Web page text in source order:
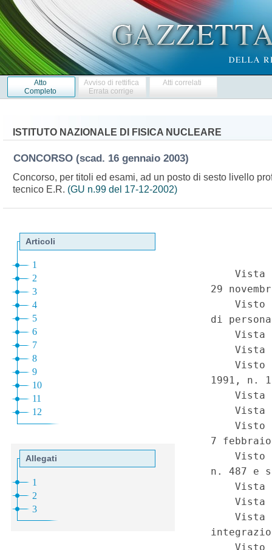
Atto
Completo
Avviso di rettifica
Errata corrige
Atti correlati
ISTITUTO NAZIONALE DI FISICA NUCLEARE
CONCORSO (scad. 16 gennaio 2003)
Concorso, per titoli ed esami, ad un posto di sesto livello
tecnico E.R. (GU n.99 del 17-12-2002)